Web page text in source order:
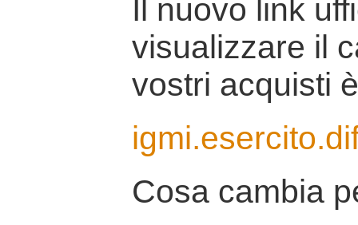
Il nuovo link
visualizzare il
vostri acquisti
Cosa cambia